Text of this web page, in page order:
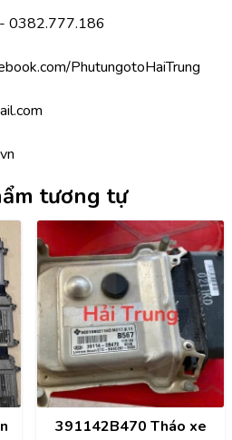
0382.777.186
PhutungotoHaiTrung
tương tự
391142B470 Tháo xe